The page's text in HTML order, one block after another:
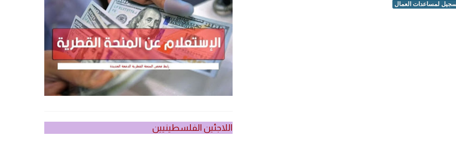
لمساعدات العمال
اللاجئين الفلسطينيين